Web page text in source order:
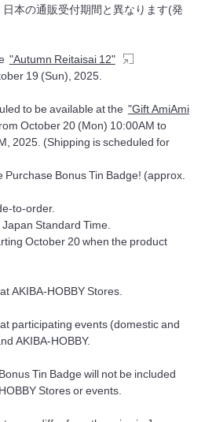
本の通販受付期間と異なります(発
"Autumn Reitaisai 12"
19 (Sun), 2025.
to be available at the "Gift AmiAmi
October 20 (Mon) 10:00AM to
2025. (Shipping is scheduled for
Purchase Bonus Tin Badge! (approx.
to-order.
Standard Time.
October 20 when the product
AKIBA-HOBBY Stores.
participating events (domestic and
AKIBA-HOBBY.
Tin Badge will not be included
Stores or events.